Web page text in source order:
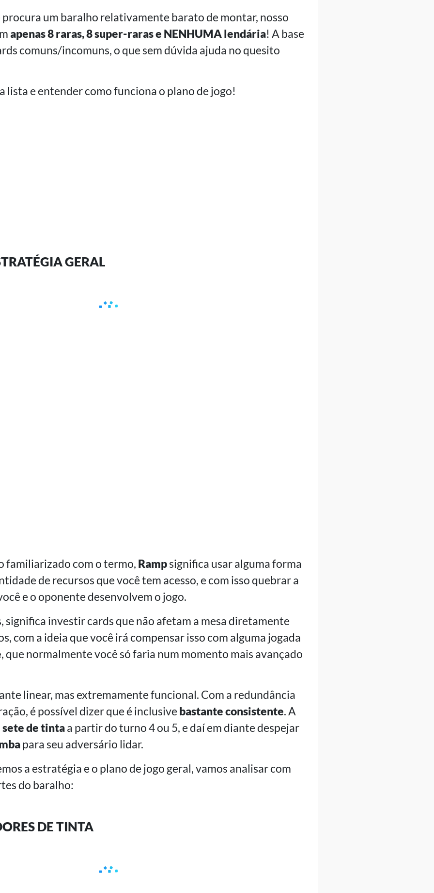
procura um baralho relativamente barato de montar, nosso
apenas 8 raras, 8 super-raras e NENHUMA lendária! A base
comuns/incomuns, o que sem dúvida ajuda no quesito
lista e entender como funciona o plano de jogo!
GERAL
familiarizado com o termo, Rampsignifica usar alguma forma
de recursos que você tem acesso, e com isso quebrar a
e o oponente desenvolvem o jogo.
significa investir cards que não afetam a mesa diretamente
com a ideia que você irá compensar isso com alguma jogada
, que normalmente você só faria num momento mais avançado
linear, mas extremamente funcional. Com a redundância
é possível dizer que é inclusive bastante consistente. A
sete de tintaa partir do turno 4 ou 5, e daí em diante despejar
para seu adversário lidar.
a estratégia e o plano de jogo geral, vamos analisar com
do baralho:
DE TINTA